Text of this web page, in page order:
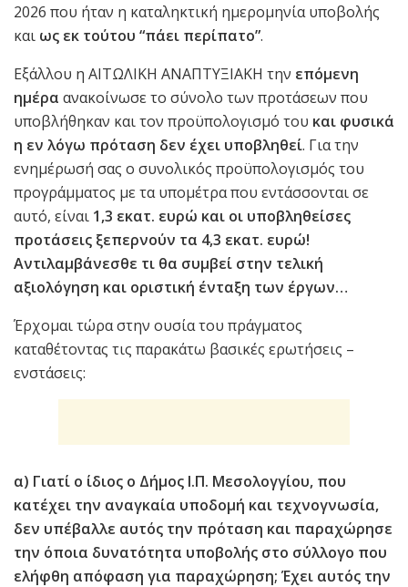
2026 που ήταν η καταληκτική ημερομηνία υποβολής
και ως εκ τούτου “πάει περίπατο”.
Εξάλλου η ΑΙΤΩΛΙΚΗ ΑΝΑΠΤΥΞΙΑΚΗ την επόμενη
ημέρα ανακοίνωσε το σύνολο των προτάσεων που
υποβλήθηκαν και τον προϋπολογισμό του και φυσικά
η εν λόγω πρόταση δεν έχει υποβληθεί. Για την
ενημέρωσή σας ο συνολικός προϋπολογισμός του
προγράμματος με τα υπομέτρα που εντάσσονται σε
αυτό, είναι 1,3 εκατ. ευρώ και οι υποβληθείσες
προτάσεις ξεπερνούν τα 4,3 εκατ. ευρώ!
Αντιλαμβάνεσθε τι θα συμβεί στην τελική
αξιολόγηση και οριστική ένταξη των έργων…
Έρχομαι τώρα στην ουσία του πράγματος
καταθέτοντας τις παρακάτω βασικές ερωτήσεις –
ενστάσεις:
α) Γιατί ο ίδιος ο Δήμος Ι.Π. Μεσολογγίου, που
κατέχει την αναγκαία υποδομή και τεχνογνωσία,
δεν υπέβαλλε αυτός την πρόταση και παραχώρησε
την όποια δυνατότητα υποβολής στο σύλλογο που
ελήφθη απόφαση για παραχώρηση; Έχει αυτός την